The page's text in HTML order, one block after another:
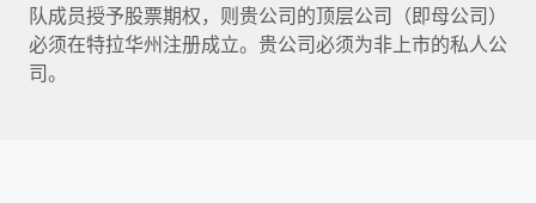
队成员授予股票期权，则贵公司的顶层公司（即母公司）
必须在特拉华州注册成立。贵公司必须为非上市的私人公
司。